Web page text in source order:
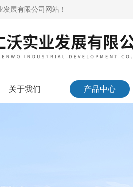
展有限公司网站！
关于我们 产品中心